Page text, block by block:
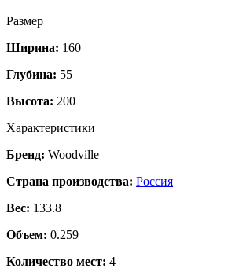
Размер
Ширина: 160
Глубина: 55
Высота: 200
Характеристики
Бренд: Woodville
Страна производства: Россия
Вес: 133.8
Объем: 0.259
Количество мест: 4